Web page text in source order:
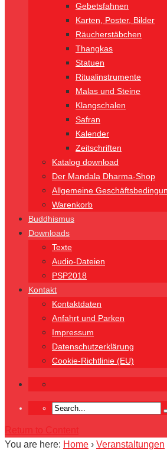
Gebetsfahnen
Karten, Poster, Bilder
Räucherstäbchen
Thangkas
Statuen
Ritualinstrumente
Malas und Steine
Klangschalen
Safran
Kalender
Zeitschriften
Katalog download
Der Mandala Dharma-Shop
Allgemeine
Warenkorb
Buddhismus
Downloads
Texte
Audio-Dateien
PSP2018
Kontakt
Kontaktdaten
Anfahrt und Parken
Impressum
Datenschutzerklärung
Cookie-Richtlinie (EU)
Return to Content
You are here: Home › Veranstaltungen